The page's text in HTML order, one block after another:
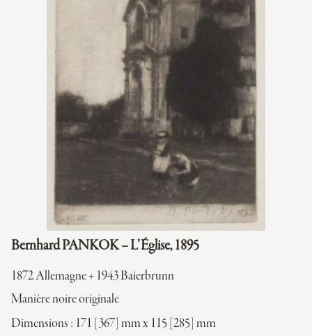
Bernhard PANKOK – L’Église, 1895
1872 Allemagne + 1943 Baierbrunn
Manière noire originale
Dimensions : 171 [367] mm x 115 [285] mm